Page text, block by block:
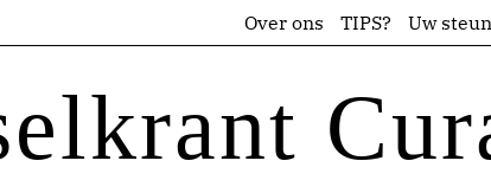
Over ons TIPS? Uw steun